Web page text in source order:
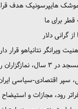
موشک هایپرسونیک هدف
برای ما
گرانی دلار
نتانیاهو قرار
را ۴ برابر کرد
سپر اقتصادی-سیاسی
رود، مجازات و